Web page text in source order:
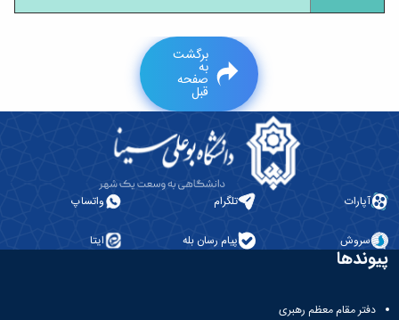
برگشت
به
صفحه
قبل
آپارات تلگرام واتساپ
سروش پیام رسان بله ایتا
پیوندها
دفتر مقام معظم رهبری